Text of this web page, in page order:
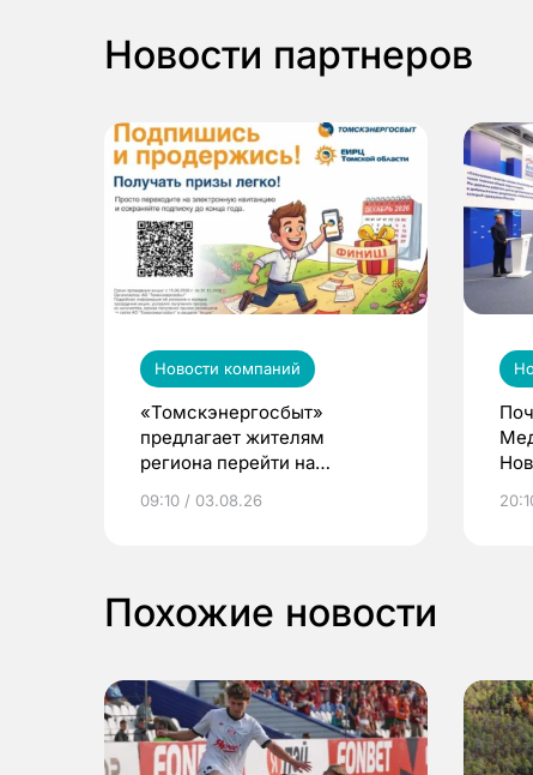
Новости партнеров
Новости компаний
«Томскэнергосбыт»
предлагает жителям
региона перейти на
выиграть призы
09:10 / 03.08.26
Похожие новости